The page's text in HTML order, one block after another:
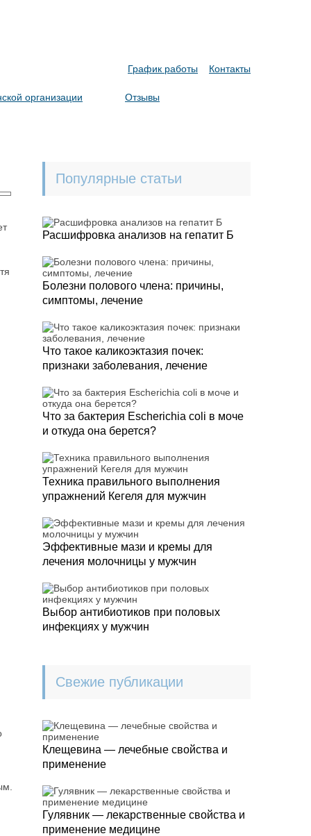
График работы Контакты
организации
Отзывы
Популярные статьи
Расшифровка анализов на гепатит Б
Болезни полового члена: причины,
симптомы, лечение
Что такое каликоэктазия почек:
признаки заболевания, лечение
Что за бактерия Escherichia coli в моче
и откуда она берется?
Техника правильного выполнения
упражнений Кегеля для мужчин
Эффективные мази и кремы для
лечения молочницы у мужчин
Выбор антибиотиков при половых
инфекциях у мужчин
Свежие публикации
Клещевина — лечебные свойства и
применение
Гулявник — лекарственные свойства и
применение медицине